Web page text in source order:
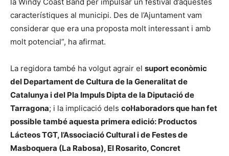
característiques al municipi. Des de l’Ajuntament vam
considerar que era una proposta molt interessant i amb
molt potencial”, ha afirmat.
La regidora també ha volgut agrair el suport econòmic
del Departament de Cultura de la Generalitat de
Catalunya i del Pla Impuls Dipta de la Diputació de
Tarragona; i la implicació dels col·laboradors que han fet
possible també aquesta primera edició: Productos
Lácteos TGT, l’Associació Cultural i de Festes de
Masboquera (La Rabosa), El Rosarito, Concret